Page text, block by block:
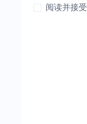
阅读并接受